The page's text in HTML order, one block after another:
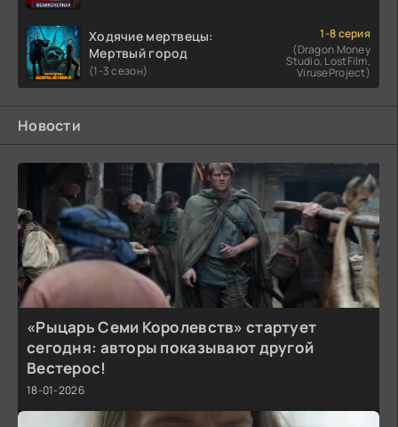
Ходячие мертвецы:
Мертвый город
(1-3 сезон)
1-8 серия
(Dragon Money
Studio, LostFilm,
ViruseProject)
Новости
«Рыцарь Семи Королевств» стартует
сегодня: авторы показывают другой
Вестерос!
18-01-2026